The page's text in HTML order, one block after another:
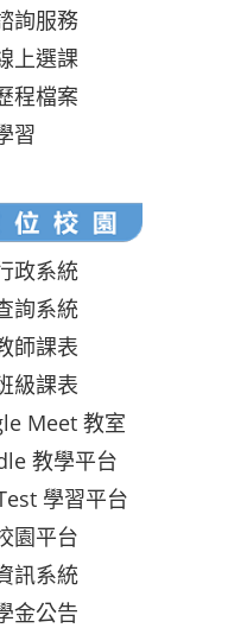
詢服務
上選課
程檔案
習
政系統
詢系統
師課表
級課表
Meet 教室
教學平台
學習平台
園平台
訊系統
金公告